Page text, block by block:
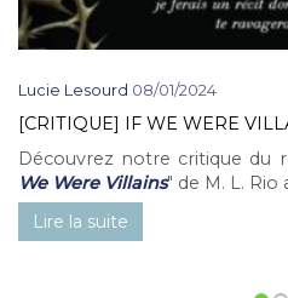
Lucie Lesourd 08/01/2024
[CRITIQUE] IF WE WERE
Découvrez notre critique du
We Were Villains" de M. L. Rio
Lire la suite